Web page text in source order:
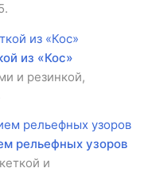
из «Кос»
и резинкой,
рельефных узоров
и